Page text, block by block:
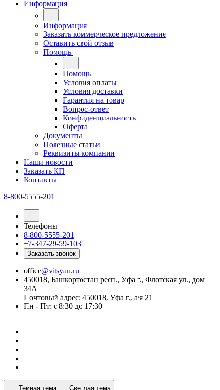
Информация
Информация
Заказать коммерческое предложение
Оставить свой отзыв
Помощь
Помощь
Условия оплаты
Условия доставки
Гарантия на товар
Вопрос-ответ
Конфиденциальность
Оферта
Документы
Полезные статьи
Реквизиты компании
Наши новости
Заказать КП
Контакты
8-800-5555-201
Телефоны
8-800-5555-201
+7-347-29-59-103
Заказать звонок
office@vitsyan.ru
450018, Башкортостан респ., Уфа г., Флотская ул., дом
34А
Почтовый адрес: 450018, Уфа г., а/я 21
Пн - Пт: с 8:30 до 17:30
Темная тема Светлая тема